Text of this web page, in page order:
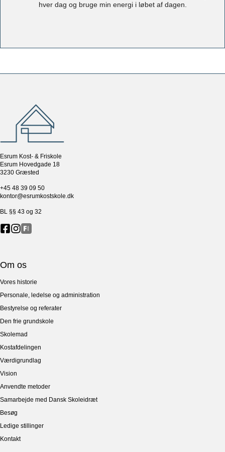
hver dag og bruge min energi i løbet af dagen.
Esrum Kost- & Friskole
Esrum Hovedgade 18
3230 Græsted
+45 48 39 09 50
kontor@esrumkostskole.dk
BL §§ 43 og 32
Om os
Vores historie
Personale, ledelse og administration
Bestyrelse og referater
Den frie grundskole
Skolemad
Kostafdelingen
Værdigrundlag
Vision
Anvendte metoder
Samarbejde med Dansk Skoleidræt
Besøg
Ledige stillinger
Kontakt